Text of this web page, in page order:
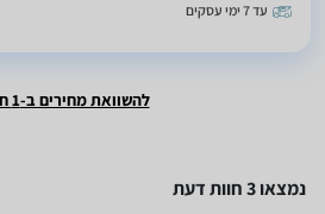
עד 7 ימי עסקים
להשוואת מחירים ב-1 חנויות
נמצאו 3 חוות דעת